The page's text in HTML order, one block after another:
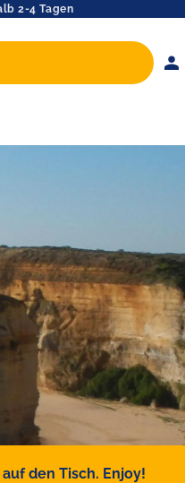
2-4 Tagen
person
den Tisch. Enjoy!